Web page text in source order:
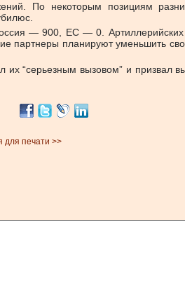
По некоторым позициям
— 900, ЕС — 0.
планируют уменьшить
“серьезным вызовом” и призвал
для печати >>